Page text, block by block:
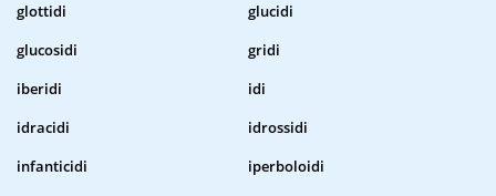
glottidi
glucidi
glucosidi
gridi
iberidi
idi
idracidi
idrossidi
infanticidi
iperboloidi